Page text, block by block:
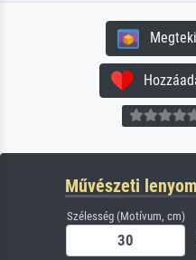
Művészeti
Szélesség (Motívum, cm)